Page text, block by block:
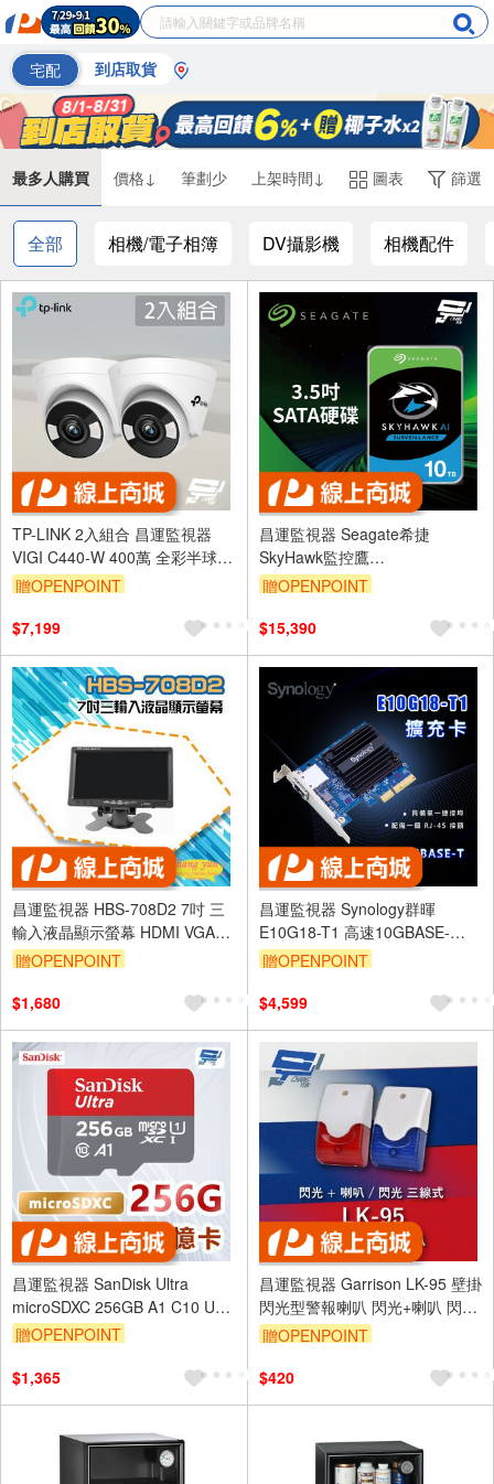
宅配 到店取貨
最多人購買 價格↓ 筆劃少 上架時間↓ 圖表 篩選
全部 相機/電子相簿 DV攝影機 相機配件
TP-LINK 2入組合 昌運監視器
VIGI C440-W 400萬 全彩半球網
路攝影機 PoE網路監控攝影機
贈OPENPOINT
$7,199
昌運監視器 Seagate希捷
SkyHawk監控鷹
(ST10000VE001) 10TB 3.5吋監
贈OPENPOINT
$15,390
昌運監視器 HBS-708D2 7吋 三
輸入液晶顯示螢幕 HDMI VGA
AV
贈OPENPOINT
$1,680
昌運監視器 Synology群暉
E10G18-T1 高速10GBASE-
T/NBASE-T 擴充卡 乙太網路卡
贈OPENPOINT
$4,599
昌運監視器 SanDisk Ultra
microSDXC 256GB A1 C10 U1
UHS-I 記憶卡
贈OPENPOINT
$1,365
昌運監視器 Garrison LK-95 壁掛
閃光型警報喇叭 閃光+喇叭 閃光
三線式 8只強光LED
贈OPENPOINT
$420